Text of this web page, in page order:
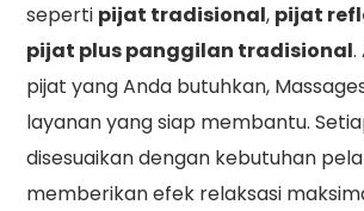
seperti pijat tradisional, pijat
pijat plus panggilan tradisional.
pijat yang Anda butuhkan,
layanan yang siap membantu.
disesuaikan dengan kebutuhan
memberikan efek relaksasi